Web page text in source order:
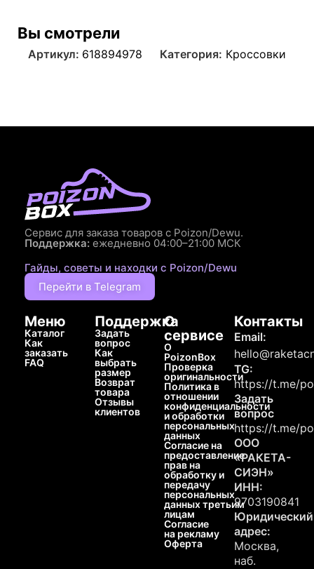
Вы смотрели
Артикул: 618894978 Категория: Кроссовки
Сервис для заказа товаров с Poizon/Dewu.
Поддержка: ежедневно 04:00–21:00 МСК
Гайды, советы и находки с Poizon/Dewu
Перейти в Telegram
Меню
Каталог
Как
заказать
FAQ
Поддержка
Задать
вопрос
Как
выбрать
размер
Возврат
товара
Отзывы
клиентов
О
сервисе
О
PoizonBox
Проверка
оригинальности
Политика в
отношении
конфиденциальности
и обработки
персональных
данных
Согласие на
предоставление
прав на
обработку и
передачу
персональных
данных третьим
лицам
Согласие
на рекламу
Оферта
Контакты
Email:
TG:
https://t.me/
Задать
вопрос
https://t.me/
ООО
«РАКЕТА-
СИЭН»
ИНН:
9703190841
Юридический
адрес:
Москва,
наб.